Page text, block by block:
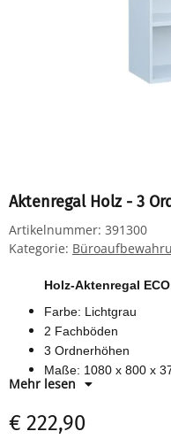
Aktenregal Holz - 3
Artikelnummer: 391300
Kategorie:
Holz-Aktenregal
Farbe: Lichtgrau
2 Fachböden
3 Ordnerhöhen
Maße: 1080 x 800 x
Material:
Mehr lesen
€ 222,90